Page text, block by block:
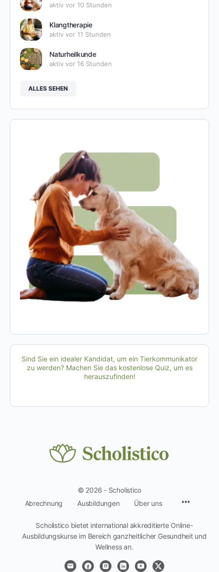
aktiv vor 10 Stunden
Klangtherapie
aktiv vor 11 Stunden
Naturheilkunde
aktiv vor 16 Stunden
ALLES SEHEN
Sind Sie ein idealer Kandidat, um ein Tierkommunikator
zu werden? Machen Sie das kostenlose Quiz, um es
herauszufinden!
© 2026 - Scholistico
Abrechnung
Ausbildungen Über uns
Scholistico bietet international akkreditierte Online-
Ausbildungskurse im Bereich ganzheitlicher Gesundheit und
Wellness an.